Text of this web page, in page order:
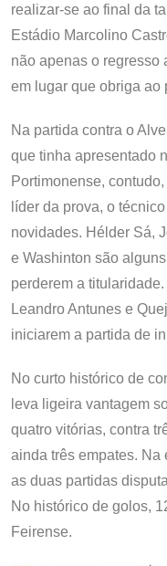
realizar-se ao final da
Estádio Marcolino
não apenas o regresso
em lugar que obriga ao
Na partida contra o
que tinha apresentado
Portimonense,
líder da prova, o
novidades. Hélder Sá,
e Washinton são
perderem a
Leandro Antunes e
iniciarem a partida de
No curto histórico de
leva ligeira vantagem
quatro vitórias, contra
ainda três empates. Na
as duas partidas
No histórico de golos,
Feirense.